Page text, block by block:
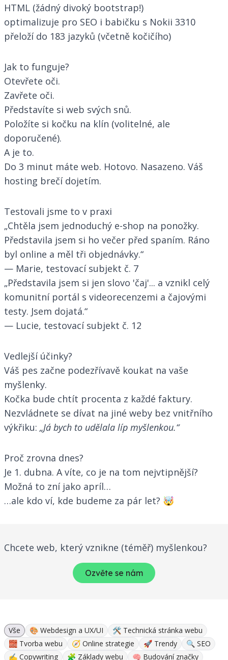
HTML (žádný divoký bootstrap!)
optimalizuje pro SEO i babičku s Nokii 3310
přeloží do 183 jazyků (včetně kočičího)
Jak to funguje?
Otevřete oči.
Zavřete oči.
Představíte si web svých snů.
Položíte si kočku na klín (volitelné, ale
doporučené).
A je to.
Do 3 minut máte web. Hotovo. Nasazeno. Váš
hosting brečí dojetím.
Testovali jsme to v praxi
„Chtěla jsem jednoduchý e-shop na ponožky.
Představila jsem si ho večer před spaním. Ráno
byl online a měl tři objednávky.“
— Marie, testovací subjekt č. 7
„Představila jsem si jen slovo 'čaj'... a vznikl celý
komunitní portál s videorecenzemi a čajovými
testy. Jsem dojatá.“
— Lucie, testovací subjekt č. 12
Vedlejší účinky?
Váš pes začne podezřívavě koukat na vaše
myšlenky.
Kočka bude chtít procenta z každé faktury.
Nezvládnete se dívat na jiné weby bez vnitřního
výkřiku: „Já bych to udělala líp myšlenkou.“
Proč zrovna dnes?
Je 1. dubna. A víte, co je na tom nejvtipnější?
Možná to zní jako apríl…
…ale kdo ví, kde budeme za pár let? 🤯
Chcete web, který vznikne (téměř) myšlenkou?
Ozvěte se nám
Vše 🎨 Webdesign a UX/UI
🛠 Technická stránka webu
🧱 Tvorba webu
🧭 Online strategie 🚀 Trendy
🔍 SEO
✍ Copywriting
🧩 Základy webu
🧠 Budování značky